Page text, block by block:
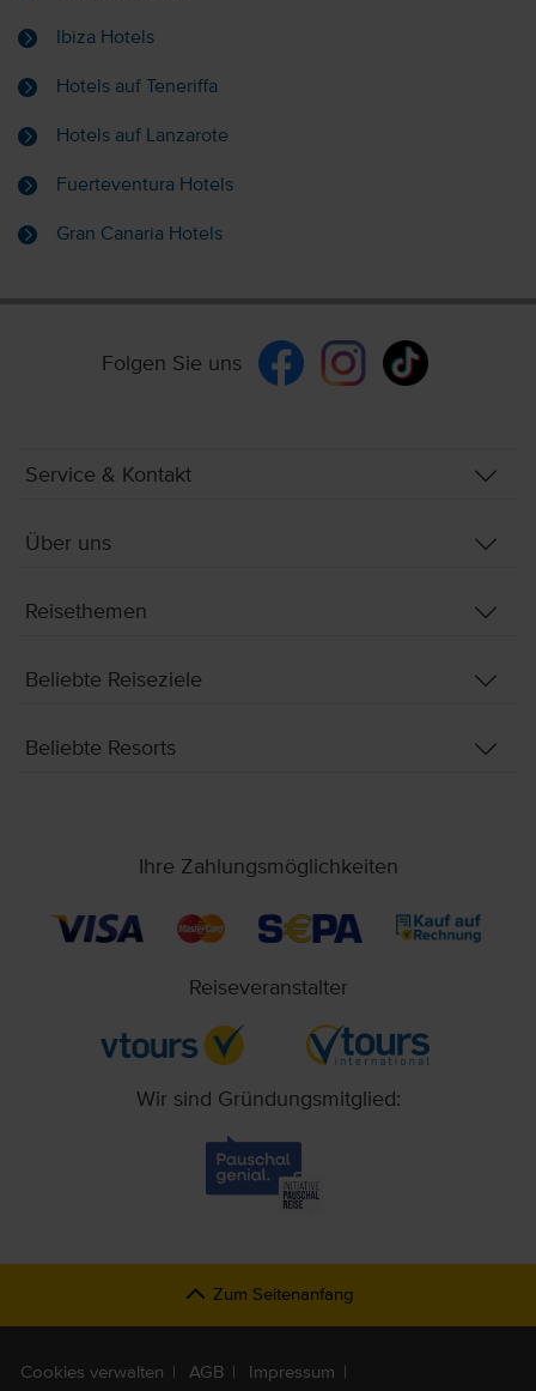
Ibiza Hotels
Hotels auf Teneriffa
Hotels auf Lanzarote
Fuerteventura Hotels
Gran Canaria Hotels
Folgen Sie uns
Service & Kontakt
Über uns
Reisethemen
Beliebte Reiseziele
Beliebte Resorts
Ihre Zahlungsmöglichkeiten
Reiseveranstalter
Wir sind Gründungsmitglied:
Zum Seitenanfang
Cookies verwalten AGB Impressum